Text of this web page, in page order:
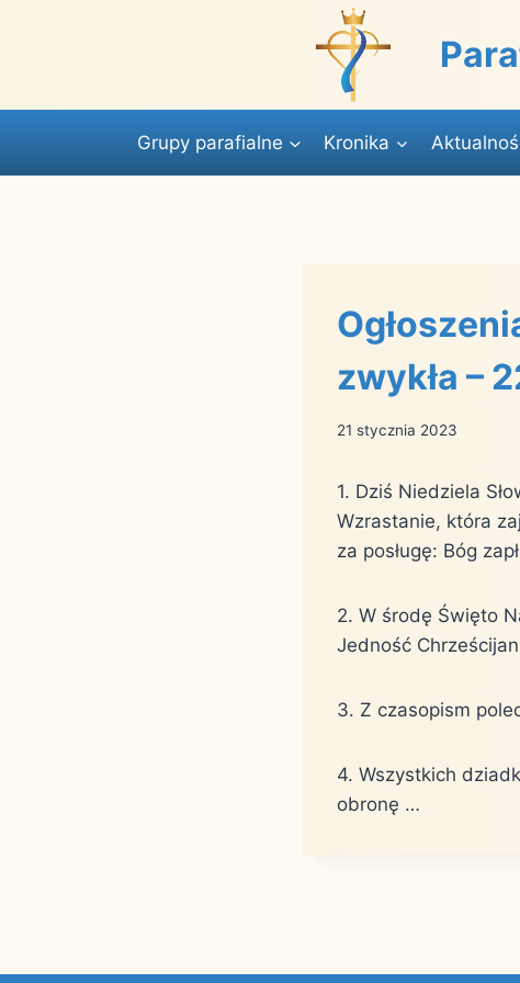
Grupy parafialne Kronika
zwykła –
21 stycznia 2023
1. Dziś Niedziela
Wzrastanie, która
za posługę: Bóg
2. W środę Święto
Jedność
3. Z czasopism
4. Wszystkich
obronę …